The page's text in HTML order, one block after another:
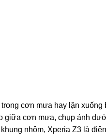
cơn mưa hay lặn xuống
giữa cơn mưa, chụp ảnh
nhôm, Xperia Z3 là